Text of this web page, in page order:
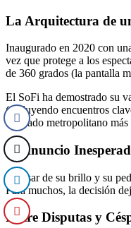
La Arquitectura de
Inaugurado en 2020 con
vez que protege a los
de 360 grados (la pantalla
El SoFi ha demostrado su
(incluyendo encuentros
mercado metropolitano
El Anuncio
A pesar de su brillo y su
Para muchos, la decisión
Entre Disputas y